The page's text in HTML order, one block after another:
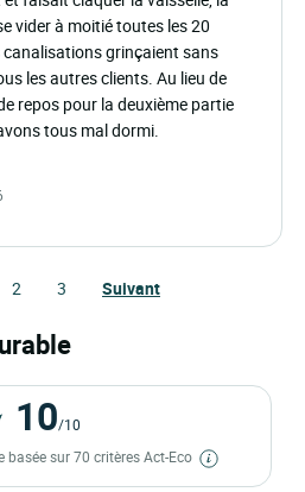
vider à moitié toutes les 20
canalisations grinçaient sans
les autres clients. Au lieu de
repos pour la deuxième partie
tous mal dormi.
2 3 Suivant
10/10
basée sur 70 critères Act-Eco